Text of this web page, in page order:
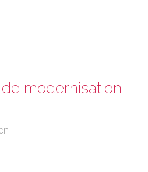
modernisation